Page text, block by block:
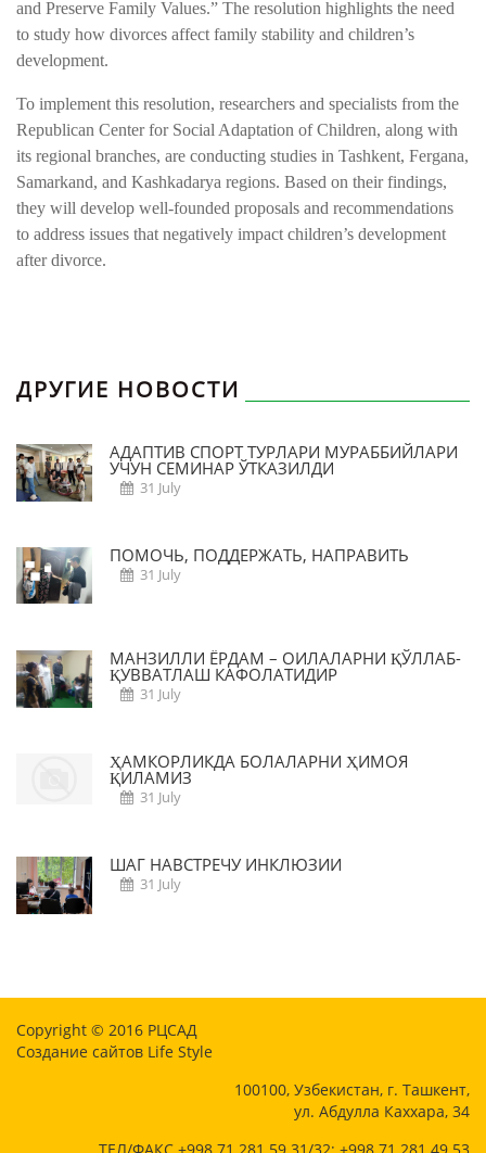
and Preserve Family Values.” The resolution highlights the need
to study how divorces affect family stability and children’s
development.
To implement this resolution, researchers and specialists from the
Republican Center for Social Adaptation of Children, along with
its regional branches, are conducting studies in Tashkent, Fergana,
Samarkand, and Kashkadarya regions. Based on their findings,
they will develop well-founded proposals and recommendations
to address issues that negatively impact children’s development
after divorce.
ДРУГИЕ НОВОСТИ
АДАПТИВ СПОРТ ТУРЛАРИ МУРАББИЙЛАРИ
УЧУН СЕМИНАР ЎТКАЗИЛДИ
31 July
ПОМОЧЬ, ПОДДЕРЖАТЬ, НАПРАВИТЬ
31 July
МАНЗИЛЛИ ЁРДАМ – ОИЛАЛАРНИ ҚЎЛЛАБ-
ҚУВВАТЛАШ КАФОЛАТИДИР
31 July
ҲАМКОРЛИКДА БОЛАЛАРНИ ҲИМОЯ
ҚИЛАМИЗ
31 July
ШАГ НАВСТРЕЧУ ИНКЛЮЗИИ
31 July
Copyright © 2016 РЦСАД
Создание сайтов Life Style
100100, Узбекистан, г. Ташкент,
ул. Абдулла Каххара, 34